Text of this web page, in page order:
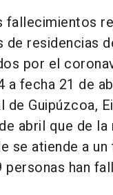
fallecimientos
de residencias
por el
a fecha 21 de
Guipúzcoa,
abril que de la
se atiende a
personas han